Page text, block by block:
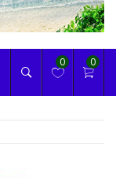
0 0